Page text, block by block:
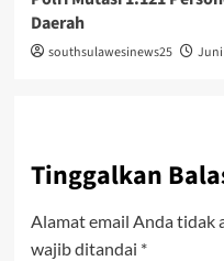
Daerah
southsulawesinews25 Juni
Tinggalkan
Alamat email Anda tidak
wajib ditandai *